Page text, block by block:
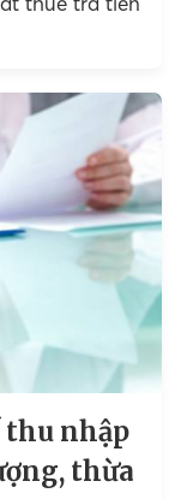
thu nhập
thừa